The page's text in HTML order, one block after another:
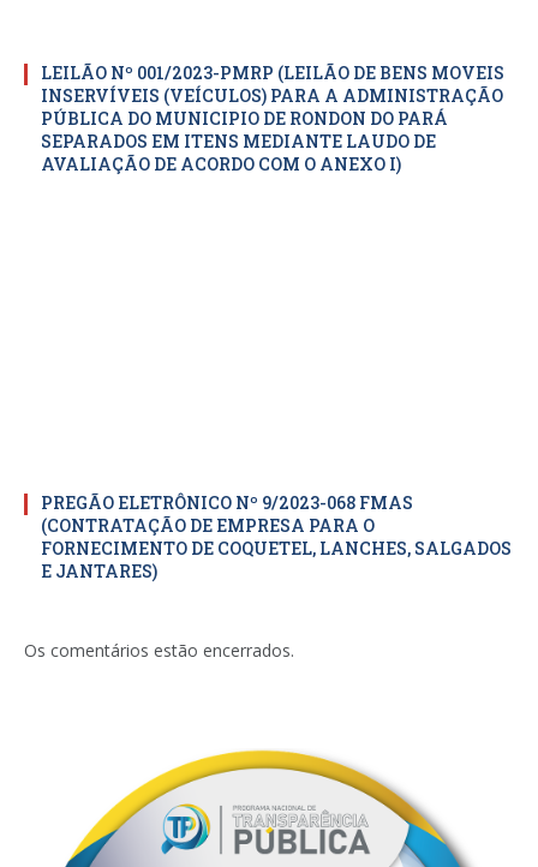
LEILÃO Nº 001/2023-PMRP (LEILÃO DE BENS MOVEIS
INSERVÍVEIS (VEÍCULOS) PARA A ADMINISTRAÇÃO
PÚBLICA DO MUNICIPIO DE RONDON DO PARÁ
SEPARADOS EM ITENS MEDIANTE LAUDO DE
AVALIAÇÃO DE ACORDO COM O ANEXO I)
PREGÃO ELETRÔNICO Nº 9/2023-068 FMAS
(CONTRATAÇÃO DE EMPRESA PARA O
FORNECIMENTO DE COQUETEL, LANCHES, SALGADOS
E JANTARES)
Os comentários estão encerrados.